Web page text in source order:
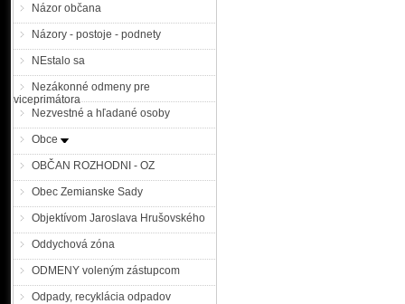
Názor občana
Názory - postoje - podnety
NEstalo sa
Nezákonné odmeny pre
viceprimátora
Nezvestné a hľadané osoby
Obce
OBČAN ROZHODNI - OZ
Obec Zemianske Sady
Objektívom Jaroslava Hrušovského
Oddychová zóna
ODMENY voleným zástupcom
Odpady, recyklácia odpadov